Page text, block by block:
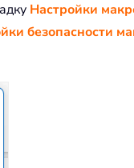
Настройки
безопасности